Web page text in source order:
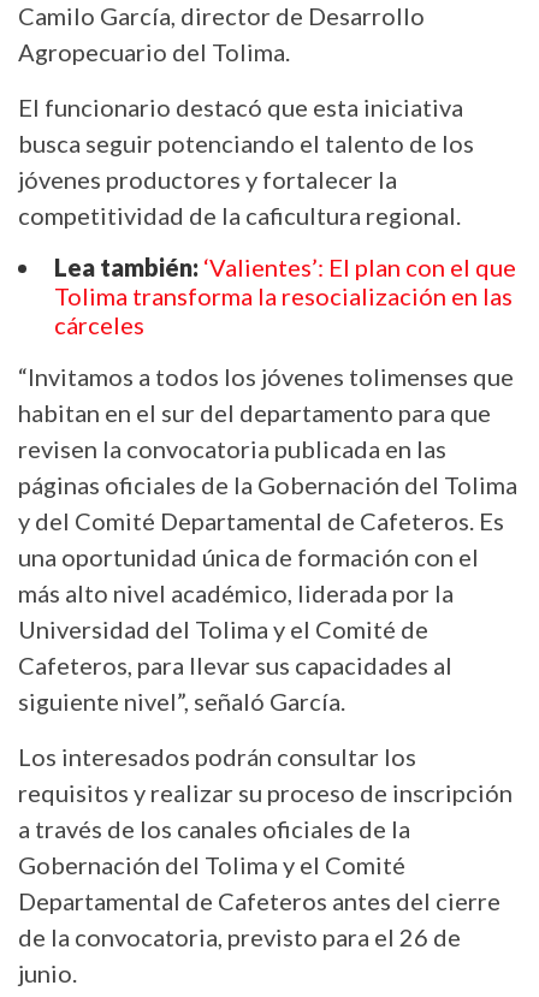
Camilo García, director de Desarrollo
Agropecuario del Tolima.
El funcionario destacó que esta iniciativa
busca seguir potenciando el talento de los
jóvenes productores y fortalecer la
competitividad de la caficultura regional.
Lea también: ‘Valientes’: El plan con el que
Tolima transforma la resocialización en las
cárceles
“Invitamos a todos los jóvenes tolimenses que
habitan en el sur del departamento para que
revisen la convocatoria publicada en las
páginas oficiales de la Gobernación del Tolima
y del Comité Departamental de Cafeteros. Es
una oportunidad única de formación con el
más alto nivel académico, liderada por la
Universidad del Tolima y el Comité de
Cafeteros, para llevar sus capacidades al
siguiente nivel”, señaló García.
Los interesados podrán consultar los
requisitos y realizar su proceso de inscripción
a través de los canales oficiales de la
Gobernación del Tolima y el Comité
Departamental de Cafeteros antes del cierre
de la convocatoria, previsto para el 26 de
junio.